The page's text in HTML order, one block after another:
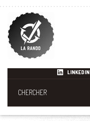
LINKEDIN